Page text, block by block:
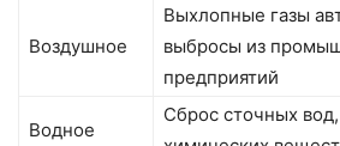
Воздушное
Выхлопные газы
выбросы из
предприятий
Водное
Сброс сточных